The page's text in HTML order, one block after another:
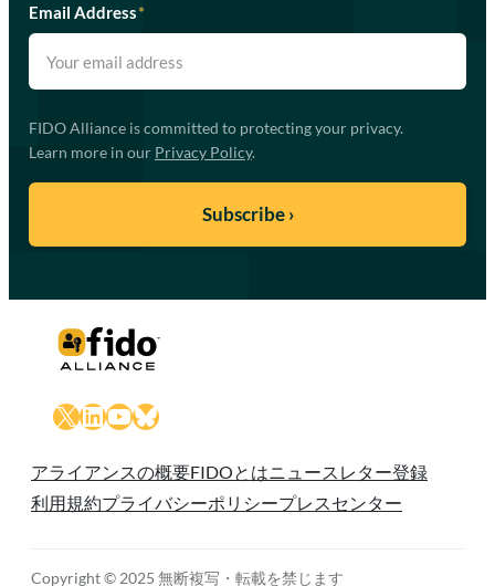
Email Address*
FIDO Alliance is committed to protecting your privacy.
Learn more in our Privacy Policy.
X LinkedIn
YouTube
Bluesky
アライアンスの概要FIDOとは ニュースレター登録
利用規約プライバシーポリシープレスセンター
Copyright © 2025 無断複写・転載を禁じます